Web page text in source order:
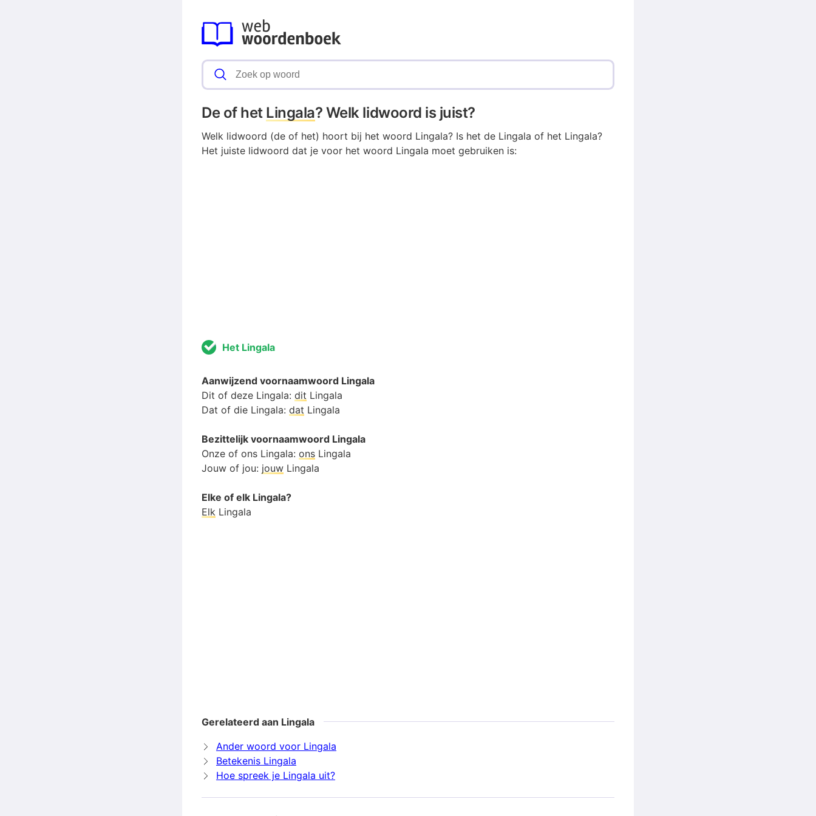
De of het Lingala? Welk lidwoord is juist?
Welk lidwoord (de of het) hoort bij het woord Lingala? Is het de Lingala of het Lingala?
Het juiste lidwoord dat je voor het woord Lingala moet gebruiken is:
Het Lingala
Aanwijzend voornaamwoord Lingala
Dit of deze Lingala: dit Lingala
Dat of die Lingala: dat Lingala
Bezittelijk voornaamwoord Lingala
Onze of ons Lingala: ons Lingala
Jouw of jou: jouw Lingala
Elke of elk Lingala?
Elk Lingala
Gerelateerd aan Lingala
Ander woord voor Lingala
Betekenis Lingala
Hoe spreek je Lingala uit?